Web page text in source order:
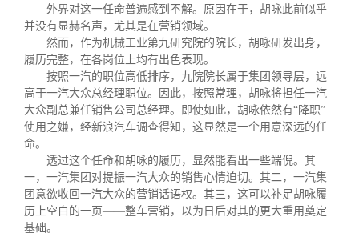
制度法规
联系我们
外界对这一任命普遍感到不解。原因在于，胡咏此前似乎
并没有显赫名声，尤其是在营销领域。
然而，作为机械工业第九研究院的院长，胡咏研发出身，
履历完整，在各岗位上均有出色表现。
按照一汽的职位高低排序，九院院长属于集团领导层，远
高于一汽大众总经理职位。因此，按照常理，胡咏将担任一汽
大众副总兼任销售公司总经理。即使如此，胡咏依然有“降职”
使用之嫌，经新浪汽车调查得知，这显然是一个用意深远的任
命。
透过这个任命和胡咏的履历，显然能看出一些端倪。其
一，一汽集团对提振一汽大众的销售心情迫切。其二，一汽集
团意欲收回一汽大众的营销话语权。其三，这可以补足胡咏履
历上空白的一页——整车营销，以为日后对其的更大重用奠定
基础。